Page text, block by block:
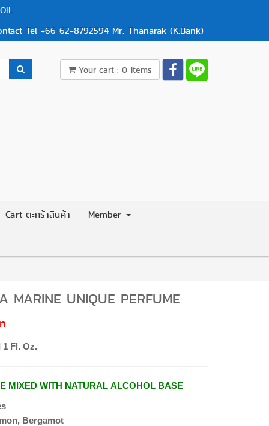
Tel +66 62-8792594 Mr. Thanarak (K.Bank)
Your cart : 0 items
Cart ตะกร้าสินค้า Member
MARINE UNIQUE PERFUME
1 Fl. Oz.
MIXED WITH NATURAL ALCOHOL BASE
Bergamot